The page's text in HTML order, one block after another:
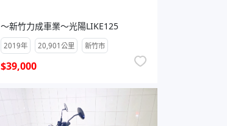
～新竹力成車業～光陽LIKE125
2019年 20,901公里 新竹市
$39,000